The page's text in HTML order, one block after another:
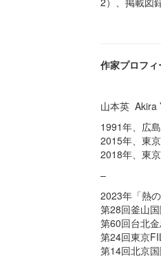
作家プロフィ
山本英 Akira
1991年、広
2015年、東
2018年、東
–
2023年「熱の
第28回釜山
第60回台北
第24回東京
第14回北京